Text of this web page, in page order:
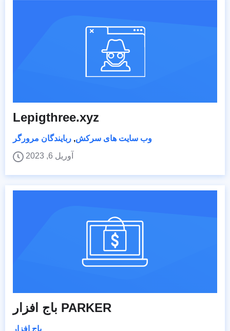
Lepigthree.xyz
وب سایت های سرکش, ربایندگان مرورگر
آوریل 6, 2023
باج افزار PARKER
باج افزار